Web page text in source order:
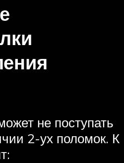
не поступать
2-ух поломок. К